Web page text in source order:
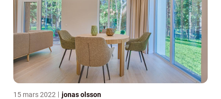
15 mars 2022 jonas olsson